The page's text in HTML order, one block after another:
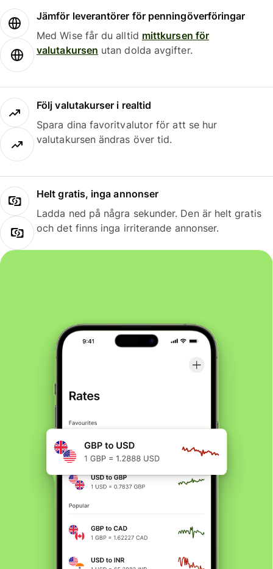
Jämför leverantörer för penningöverföringar
Med Wise får du alltid mittkursen för
valutakursen utan dolda avgifter.
Följ valutakurser i realtid
Spara dina favoritvalutor för att se hur
valutakursen ändras över tid.
Helt gratis, inga annonser
Ladda ned på några sekunder. Den är helt gratis
och det finns inga irriterande annonser.